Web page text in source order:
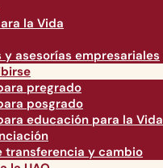
la Vida
y asesorías empresariales
pregrado
posgrado
educación para la Vida
transferencia y cambio